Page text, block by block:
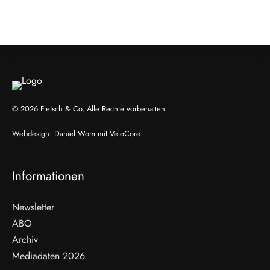
© 2026 Fleisch & Co, Alle Rechte vorbehalten
Webdesign: Daniel Wom mit VeloCore
Informationen
Newsletter
ABO
Archiv
Mediadaten 2026